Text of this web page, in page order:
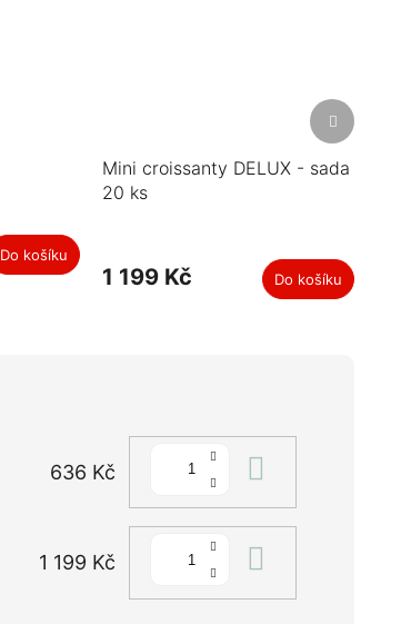
Do košíku
Mini croissanty DELUX - sada
20 ks
1 199 Kč Do košíku
Další
produkt
636 Kč
1 199 Kč